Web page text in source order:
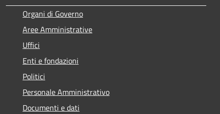
Organi di Governo
Aree Amministrative
Uffici
Enti e fondazioni
Politici
Personale Amministrativo
Documenti e dati